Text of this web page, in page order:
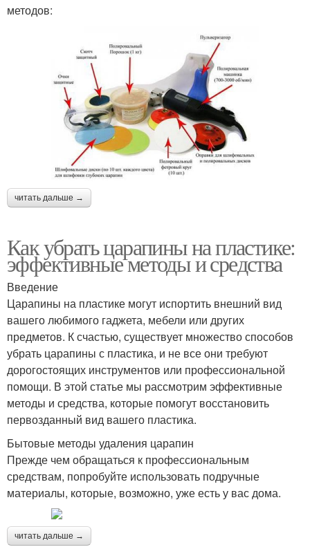
методов:
читать дальше →
Как убрать царапины на пластике:
эффективные методы и средства
Введение
Царапины на пластике могут испортить внешний вид
вашего любимого гаджета, мебели или других
предметов. К счастью, существует множество способов
убрать царапины с пластика, и не все они требуют
дорогостоящих инструментов или профессиональной
помощи. В этой статье мы рассмотрим эффективные
методы и средства, которые помогут восстановить
первозданный вид вашего пластика.
Бытовые методы удаления царапин
Прежде чем обращаться к профессиональным
средствам, попробуйте использовать подручные
материалы, которые, возможно, уже есть у вас дома.
читать дальше →